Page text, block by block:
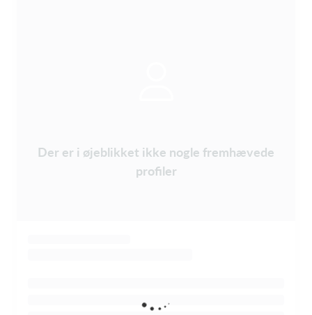
Der er i øjeblikket ikke nogle fremhævede
profiler